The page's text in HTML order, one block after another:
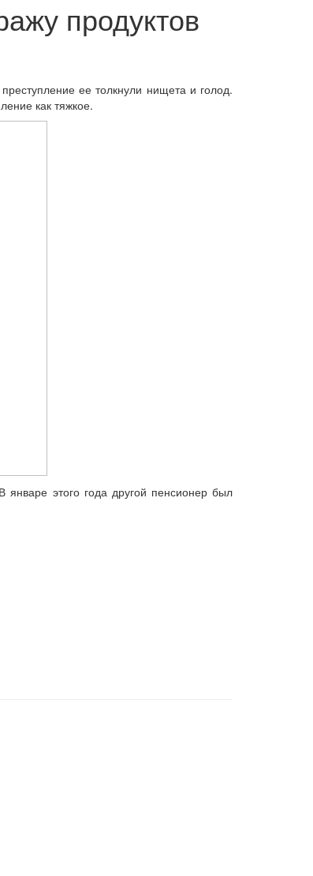
продуктов
ее толкнули нищета и голод.
как тяжкое.
этого года другой пенсионер был